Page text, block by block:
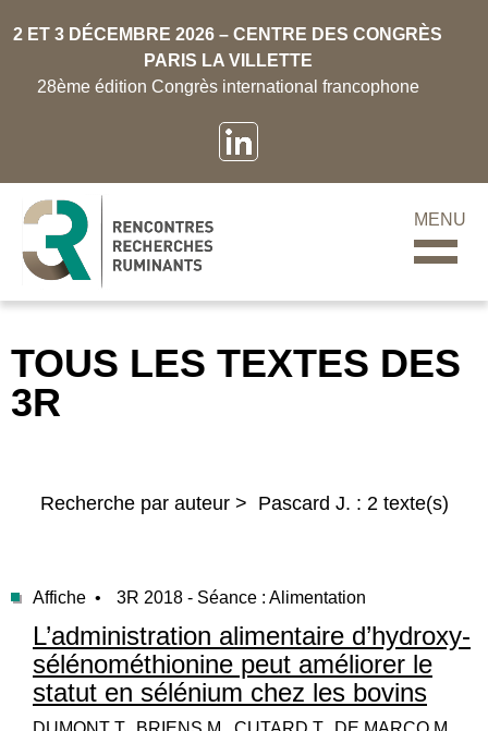
2 ET 3 DÉCEMBRE 2026 – CENTRE DES CONGRÈS
PARIS LA VILLETTE
28ème édition Congrès international francophone
MENU
TOUS LES TEXTES DES
3R
Recherche par auteur > Pascard J. : 2 texte(s)
Affiche • 3R 2018 - Séance : Alimentation
L’administration alimentaire d’hydroxy-
sélénométhionine peut améliorer le
statut en sélénium chez les bovins